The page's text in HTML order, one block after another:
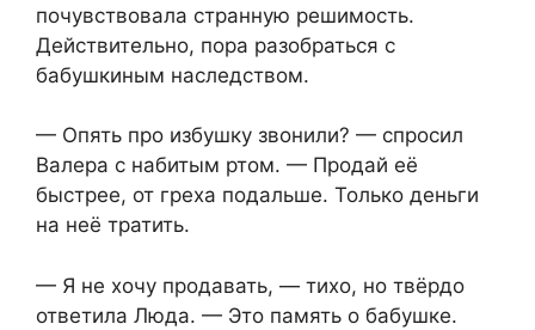
почувствовала странную решимость.
Действительно, пора разобраться с
бабушкиным наследством.
— Опять про избушку звонили? — спросил
Валера с набитым ртом. — Продай её
быстрее, от греха подальше. Только деньги
на неё тратить.
— Я не хочу продавать, — тихо, но твёрдо
ответила Люда. — Это память о бабушке.